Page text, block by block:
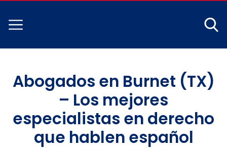
Abogados en Burnet (TX)
– Los mejores
especialistas en derecho
que hablen español